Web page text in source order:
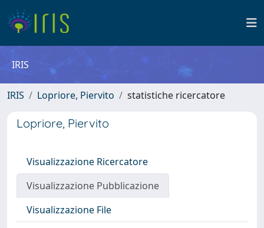
IRIS
IRIS Lopriore, Piervito statistiche ricercatore
Lopriore, Piervito
Visualizzazione Ricercatore
Visualizzazione Pubblicazione
Visualizzazione File